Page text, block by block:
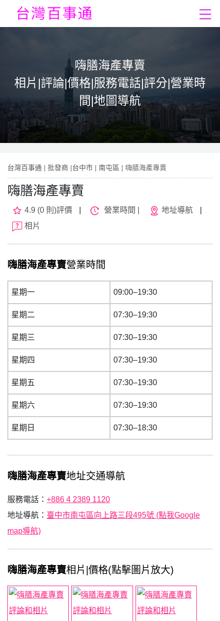
嗨膳海產專賣
相片|評論|價格|服務電話|評分|營業時
間|地圖導航
台灣百事通 | 批發商 |台中市 | 南屯區 | 嗨膳海產專賣
嗨膳海產專賣
4.9 (0 則)評價 營業時間 | 地址導航
相片
嗨膳海產專賣營業時間
星期一 09:00–19:30
星期二 07:30–19:30
星期三 07:30–19:30
星期四 07:30–19:30
星期五 07:30–19:30
星期六 07:30–19:30
星期日 07:30–18:30
嗨膳海產專賣地址交通導航
服務電話： +886 4 2389 1120
地址導航： 臺中市南屯區向上路三段495號 (點我Google
map導航)
嗨膳海產專賣相片|價格(點擊圖片放大)